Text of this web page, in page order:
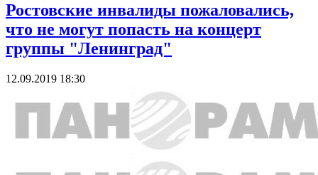
Ростовские инвалиды пожаловались,
что не могут попасть на концерт
группы "Ленинград"
12.09.2019 18:30